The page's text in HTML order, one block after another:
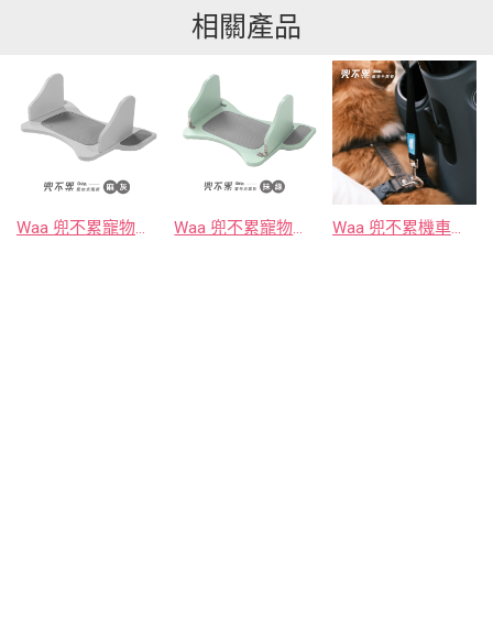
相關產品
Waa 兜不累寵物坐踏板｜插板式 Waa 兜不累寵物坐踏板｜折疊式 Waa 兜不累機車專用寵物牽繩